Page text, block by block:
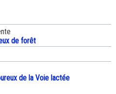
de forêt
de la Voie lactée